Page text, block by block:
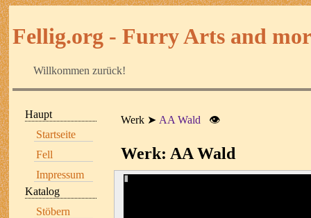
Fellig.org - Furry Arts and
Willkommen zurück!
Haupt
Startseite
Fell
Impressum
Katalog
Stöbern
Werk AA Wald 👁
Werk: AA Wald